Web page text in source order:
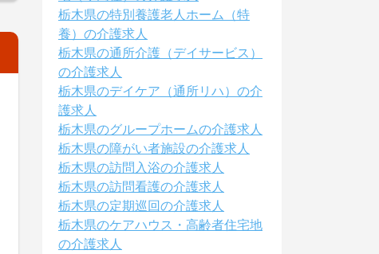
栃木県の特別養護老人ホーム（特
養）の介護求人
栃木県の通所介護（デイサービス）
の介護求人
栃木県のデイケア（通所リハ）の介
護求人
栃木県のグループホームの介護求人
栃木県の障がい者施設の介護求人
栃木県の訪問入浴の介護求人
栃木県の訪問看護の介護求人
栃木県の定期巡回の介護求人
栃木県のケアハウス・高齢者住宅地
の介護求人